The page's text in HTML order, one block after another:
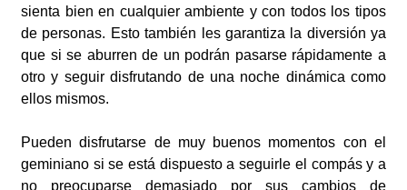
sienta bien en cualquier ambiente y con todos los tipos
de personas. Esto también les garantiza la diversión ya
que si se aburren de un podrán pasarse rápidamente a
otro y seguir disfrutando de una noche dinámica como
ellos mismos.
Pueden disfrutarse de muy buenos momentos con el
geminiano si se está dispuesto a seguirle el compás y a
no preocuparse demasiado por sus cambios de